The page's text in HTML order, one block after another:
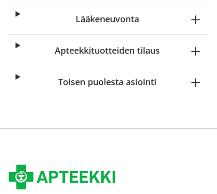
Lääkeneuvonta
Apteekkituotteiden tilaus
Toisen puolesta asiointi